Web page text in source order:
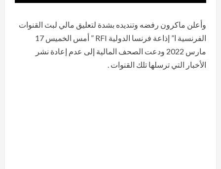
وأعلن ماكرون رفضه وتنديده بشدة لتعليق مالي لبث القنوات
الفرنسية ا” إذاعة فرنسا الدولية RFI ” أمس الخميس 17
مارس 2022 ودعت الصحف المالية إلى عدم إعادة نشر
الأخبار التي ترسلها تلك القنوات .